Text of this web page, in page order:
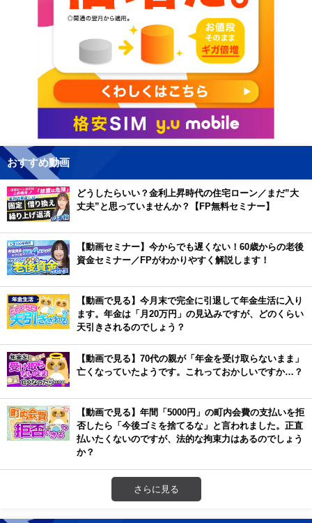
おすすめ動画
どうしたらいい？金利上昇時代の住宅ローン／まだ”大
丈夫”と思っていませんか？【FP無料セミナー】
【動画セミナー】今からでも遅くない！60歳からの老後
資金セミナー／FPがわかりやすく解説します！
【動画で見る】今月末で完全に引退して年金生活に入り
ます。年金は「月20万円」の見込みですが、どのくらい
天引きされるのでしょう？
【動画で見る】70代の親が「年金を受け取らないまま」
亡くなっていたようです。これっておかしいですか…？
【動画で見る】年間「5000円」の町内会費の支払いを拒
否したら「今後ゴミを捨てるな」と言われました。正直
払いたくないのですが、法的な拘束力はあるのでしょう
か？
さらに見る